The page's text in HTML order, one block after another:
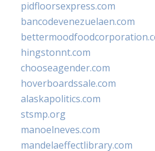
pidfloorsexpress.com
bancodevenezuelaen.com
hingstonnt.com
chooseagender.com
hoverboardssale.com
alaskapolitics.com
stsmp.org
manoelneves.com
mandelaeffectlibrary.com